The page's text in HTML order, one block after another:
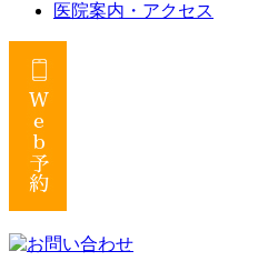
医院案内・アクセス